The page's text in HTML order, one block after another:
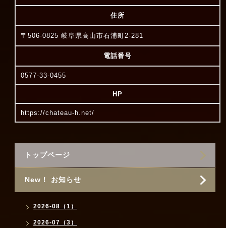
住所
〒506-0825 岐阜県高山市石浦町2-281
電話番号
0577-33-0455
HP
https://chateau-h.net/
トップページ
New！ お知らせ
2026-08（1）
2026-07（3）